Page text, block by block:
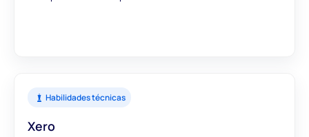
Habilidades técnicas
Xero